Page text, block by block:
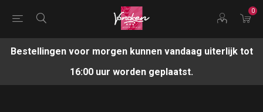
0
Bestellingen voor morgen kunnen vandaag uiterlijk tot
16:00 uur worden geplaatst.